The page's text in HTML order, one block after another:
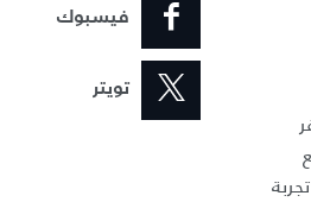
فيسبوك
تويتر